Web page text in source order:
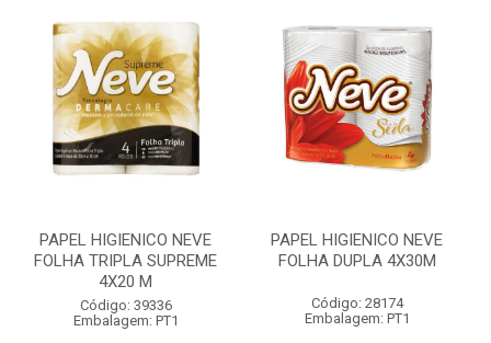
PAPEL HIGIENICO NEVE
FOLHA TRIPLA SUPREME
4X20 M
Código: 39336
Embalagem: PT1
PAPEL HIGIENICO NEVE
FOLHA DUPLA 4X30M
Código: 28174
Embalagem: PT1